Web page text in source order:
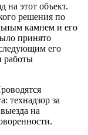
этот объект.
решения по
камнем и его
принято
его
работы
технадзор за
на